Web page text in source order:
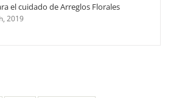
el cuidado de Arreglos Florales
2019